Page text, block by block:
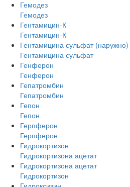
Гемодез
Гемодез
Гентамицин-К
Гентамицин-К
Гентамицина сульфат (наружно)
Гентамицина сульфат
Генферон
Генферон
Гепатромбин
Гепатромбин
Гепон
Гепон
Герпферон
Герпферон
Гидрокортизон
Гидрокортизона ацетат
Гидрокортизона ацетат
Гидрокортизон